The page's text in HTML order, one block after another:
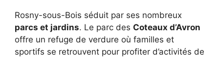
Rosny-sous-Bois séduit par ses nombreux
parcs et jardins. Le parc des Coteaux d’Avron
offre un refuge de verdure où familles et
sportifs se retrouvent pour profiter d’activités de